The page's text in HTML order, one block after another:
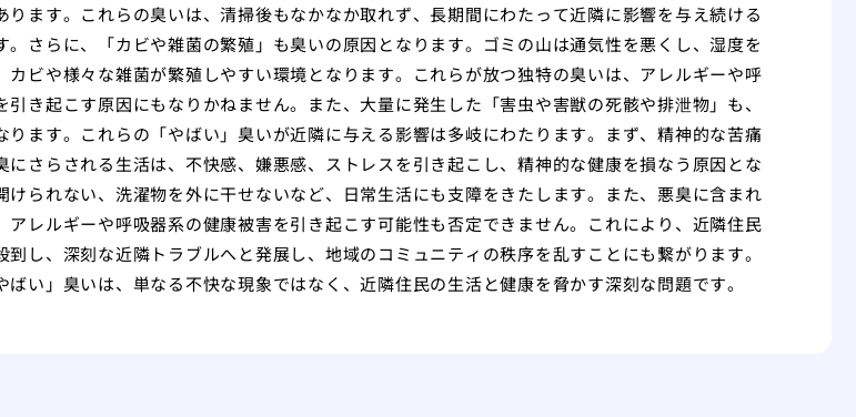
ります。これらの臭いは、清掃後もなかなか取れず、長期間にわたって近隣に影響を与え続ける
。さらに、「カビや雑菌の繁殖」も臭いの原因となります。ゴミの山は通気性を悪くし、湿度を
カビや様々な雑菌が繁殖しやすい環境となります。これらが放つ独特の臭いは、アレルギーや呼
引き起こす原因にもなりかねません。また、大量に発生した「害虫や害獣の死骸や排泄物」も、
ります。これらの「やばい」臭いが近隣に与える影響は多岐にわたります。まず、精神的な苦痛
にさらされる生活は、不快感、嫌悪感、ストレスを引き起こし、精神的な健康を損なう原因とな
けられない、洗濯物を外に干せないなど、日常生活にも支障をきたします。また、悪臭に含まれ
アレルギーや呼吸器系の健康被害を引き起こす可能性も否定できません。これにより、近隣住民
到し、深刻な近隣トラブルへと発展し、地域のコミュニティの秩序を乱すことにも繋がります。
ばい」臭いは、単なる不快な現象ではなく、近隣住民の生活と健康を脅かす深刻な問題です。